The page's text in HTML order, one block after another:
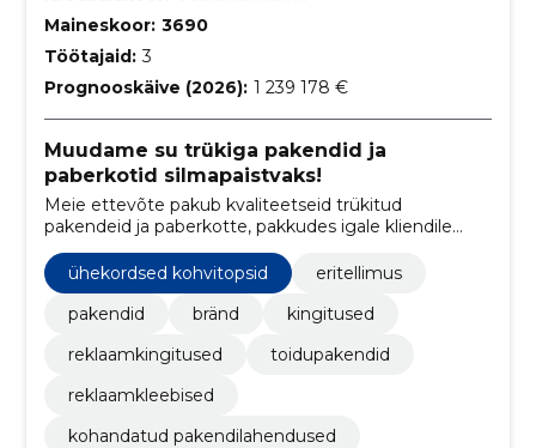
Maineskoor: 3690
Töötajaid: 3
Prognooskäive (2026): 1 239 178 €
Muudame su trükiga pakendid ja
paberkotid silmapaistvaks!
Meie ettevõte pakub kvaliteetseid trükitud
pakendeid ja paberkotte, pakkudes igale kliendile
kohandatud lahendusi vastavalt nende vajadustele.
Loome innovatiivseid disaine ja silmapaistvaid
pakendeid, mis aitavad teie toodetel esile tõusta.
ühekordsed kohvitopsid
eritellimus
pakendid
bränd
kingitused
reklaamkingitused
toidupakendid
reklaamkleebised
kohandatud pakendilahendused